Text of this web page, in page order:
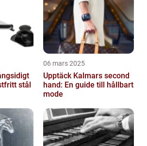
stål
06 mars 2025
Upptäck Kalmars second
hand: En guide till hållbart
mode